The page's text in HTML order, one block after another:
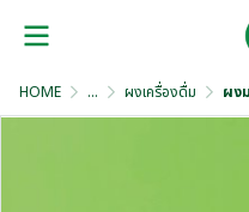
HOME ... ผงเครื่องดื่ม ผง